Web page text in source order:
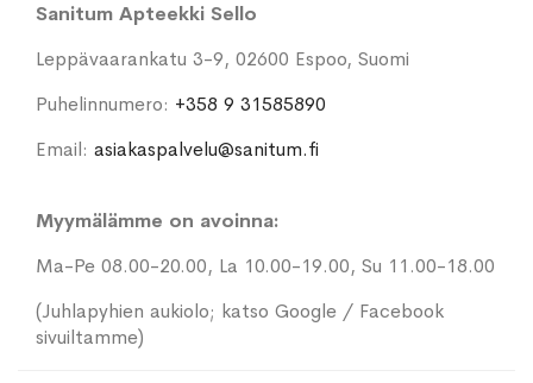
Sanitum Apteekki Sello
Leppävaarankatu 3-9, 02600 Espoo, Suomi
Puhelinnumero: +358 9 31585890
Email: asiakaspalvelu@sanitum.fi
Myymälämme on avoinna:
Ma-Pe 08.00-20.00, La 10.00-19.00, Su 11.00-18.00
(Juhlapyhien aukiolo; katso Google / Facebook
sivuiltamme)